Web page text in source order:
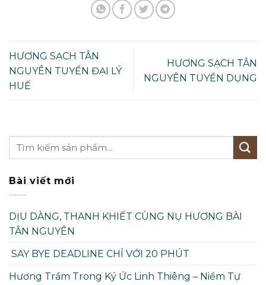
HƯƠNG SẠCH TÂN
NGUYÊN TUYỂN ĐẠI LÝ
HUẾ
HƯƠNG SẠCH TÂN
NGUYÊN TUYỂN DỤNG
Bài viết mới
DỊU DÀNG, THANH KHIẾT CÙNG NỤ HƯƠNG BÀI
TÂN NGUYÊN
SAY BYE DEADLINE CHỈ VỚI 20 PHÚT
Hương Trầm Trong Ký Ức Linh Thiêng – Niềm Tự